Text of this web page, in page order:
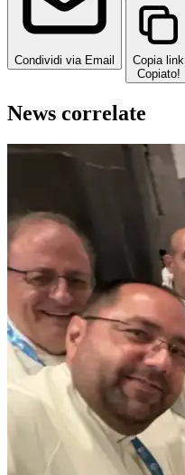
Condividi via Email
Copia link
Copiato!
News correlate